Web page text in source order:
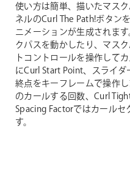
使い方は簡単、描いたマス
ネルのCurl The Path!ボタン
ニメーションが生成されま
クパスを動かしたり、マス
トコントロールを操作して
にCurl Start Point、スライ
終点をキーフレームで操作
のカールする回数、Curl
Spacing Factorではカール
す。